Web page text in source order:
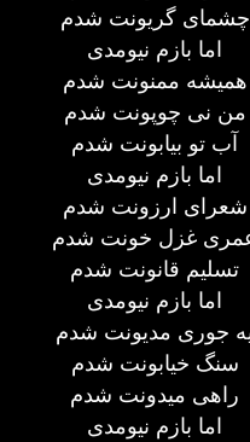
چشمای گریونت شدم
اما بازم نیومدی
همیشه ممنونت شدم
من نی چوپونت شدم
آب تو بیابونت شدم
اما بازم نیومدی
شعرای ارزونت شدم
غزل خونت شدم
تسلیم قانونت شدم
اما بازم نیومدی
جوری مدیونت شدم
سنگ خیابونت شدم
راهی میدونت شدم
اما بازم نیومدی